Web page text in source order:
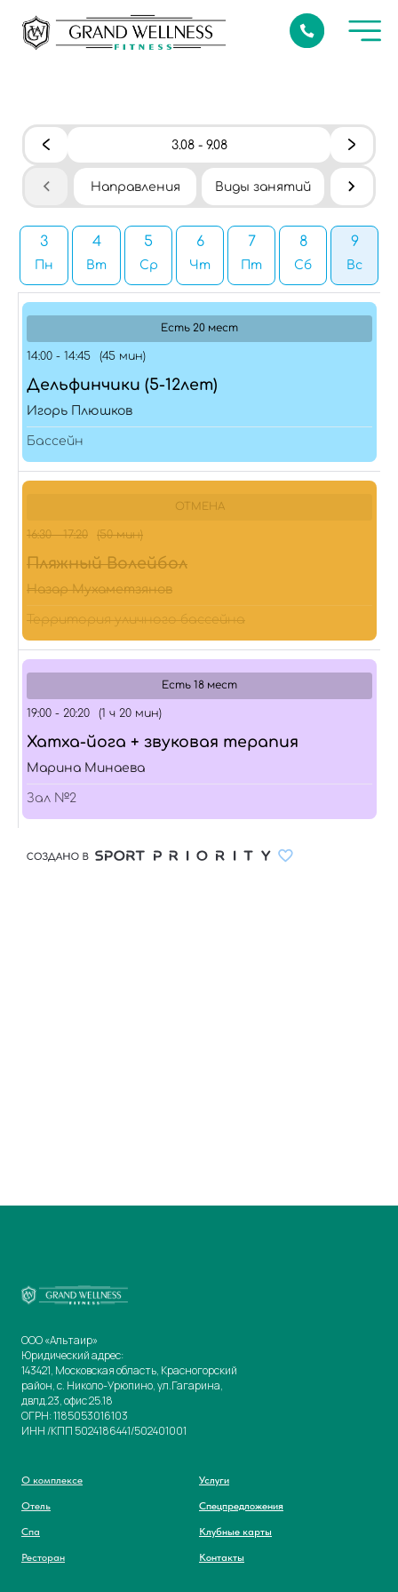
ООО «Альтаир»
Юридический адрес:
143421, Московская область, Красногорский
район, с. Николо-Урюпино, ул.Гагарина,
двлд.23, офис 25.18
ОГРН: 1185053016103
ИНН /КПП 5024186441/502401001
О комплексе
Отель
Спа
Ресторан
Услуги
Спецпредложения
Клубные карты
Контакты